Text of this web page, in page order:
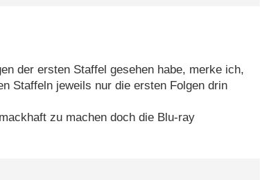
der ersten Staffel gesehen habe, merke ich,
Staffeln jeweils nur die ersten Folgen drin
zu machen doch die Blu-ray